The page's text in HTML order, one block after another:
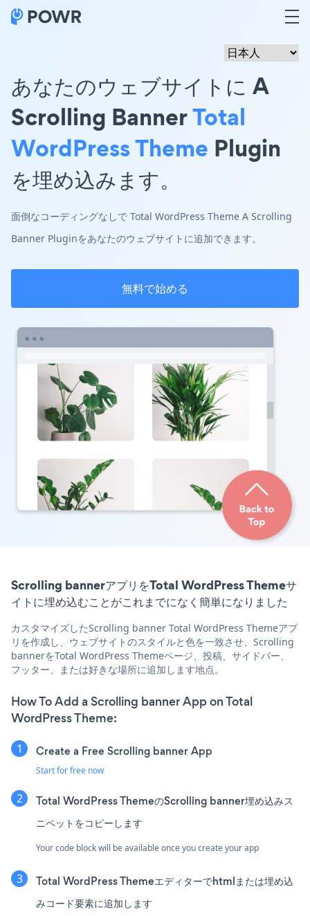
あなたのウェブサイトに A
Scrolling BannerTotal
WordPress Theme Plugin
を埋め込みます。
面倒なコーディングなしで Total WordPress Theme A Scrolling
Banner Pluginをあなたのウェブサイトに追加できます。
無料で始める
Scrolling bannerアプリをTotal WordPress Themeサ
イトに埋め込むことがこれまでになく簡単になりました
カスタマイズしたScrolling banner Total WordPress Themeアプ
リを作成し、ウェブサイトのスタイルと色を一致させ、Scrolling
bannerをTotal WordPress Themeページ、投稿、サイドバー、
フッター、または好きな場所に追加します地点。
How To Add a Scrolling banner App on Total
WordPress Theme:
Create a Free Scrolling banner App
Start for free now
Total WordPress ThemeのScrolling banner埋め込みス
ニペットをコピーします
Your code block will be available once you create your app
Total WordPress Themeエディターでhtmlまたは埋め込
みコード要素に追加します